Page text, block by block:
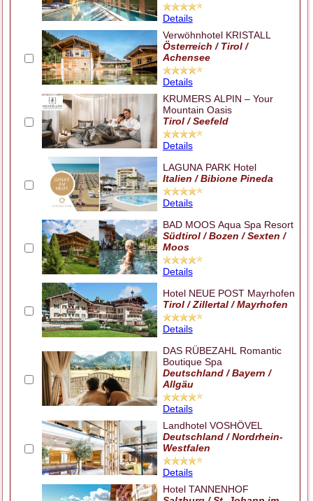
Details
Verwöhnhotel KRISTALL
Österreich / Tirol /
Achensee
Details
KRUMERS ALPIN – Your
Mountain Oasis
Tirol / Seefeld
Details
LAGUNA PARK Hotel
Italien / Bibione Pineda
Details
BAD MOOS Aqua Spa Resort
Südtirol / Bozen / Sexten /
Moos
Details
Hotel NEUE POST Mayrhofen
Tirol / Zillertal / Mayrhofen
Details
DAS RÜBEZAHL Romantic
Boutique Spa
Deutschland / Bayern /
Allgäu
Details
Landhotel VOSHÖVEL
Deutschland / Nordrhein-
Westfalen
Details
Hotel TANNENHOF